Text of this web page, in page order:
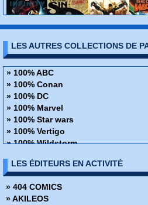
LES AUTRES COLLECTIONS DE
» 100% ABC
» 100% Conan
» 100% DC
» 100% Marvel
» 100% Star wars
» 100% Vertigo
» 100% Wildstorm
» ABC Deluxe
» Alien
» Amazing Fantasy
» Avengers - La collection
LES ÉDITEURS EN ACTIVITÉ
» 404 COMICS
» AKILEOS